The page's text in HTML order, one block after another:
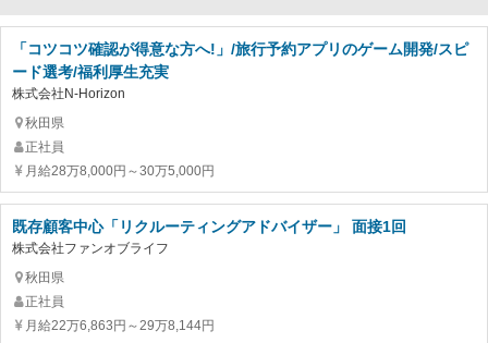
「コツコツ確認が得意な方へ!」/旅行予約アプリのゲーム開発/スピ
ード選考/福利厚生充実
株式会社N-Horizon
秋田県
正社員
月給28万8,000円～30万5,000円
既存顧客中心「リクルーティングアドバイザー」 面接1回
株式会社ファンオブライフ
秋田県
正社員
月給22万6,863円～29万8,144円